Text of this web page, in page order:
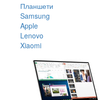
Планшети
Samsung
Apple
Lenovo
Xiaomi